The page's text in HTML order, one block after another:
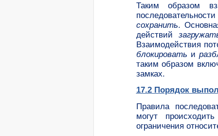
Таким образом
сохранить.
действий
Взаимодействия
блокировать и
таким образом
замках.
17.2 Порядок
Правила
могут
ограничения